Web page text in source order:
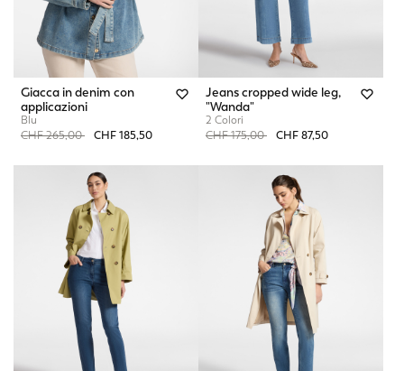
Giacca in denim con
applicazioni
Blu
Price reduced from
CHF 265,00toCHF 185,50
Jeans cropped wide leg,
"Wanda"
2 Colori
Price reduced from
CHF 175,00toCHF 87,50